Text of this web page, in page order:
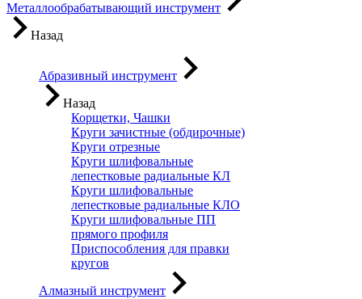
Металлообрабатывающий инструмент
Назад
Абразивный инструмент
Назад
Корщетки, Чашки
Круги зачистные (обдирочные)
Круги отрезные
Круги шлифовальные
лепестковые радиальные КЛ
Круги шлифовальные
лепестковые радиальные КЛО
Круги шлифовальные ПП
прямого профиля
Приспособления для правки
кругов
Алмазный инструмент